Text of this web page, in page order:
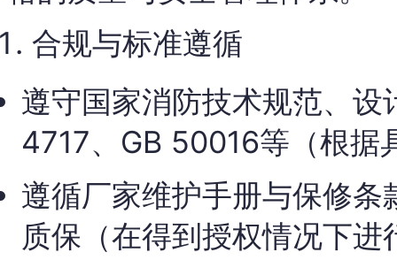
合规与标准遵循
遵守国家消防技术规范、
4717、GB 50016等（根据
遵循厂家维护手册与保修
质保（在得到授权情况下进